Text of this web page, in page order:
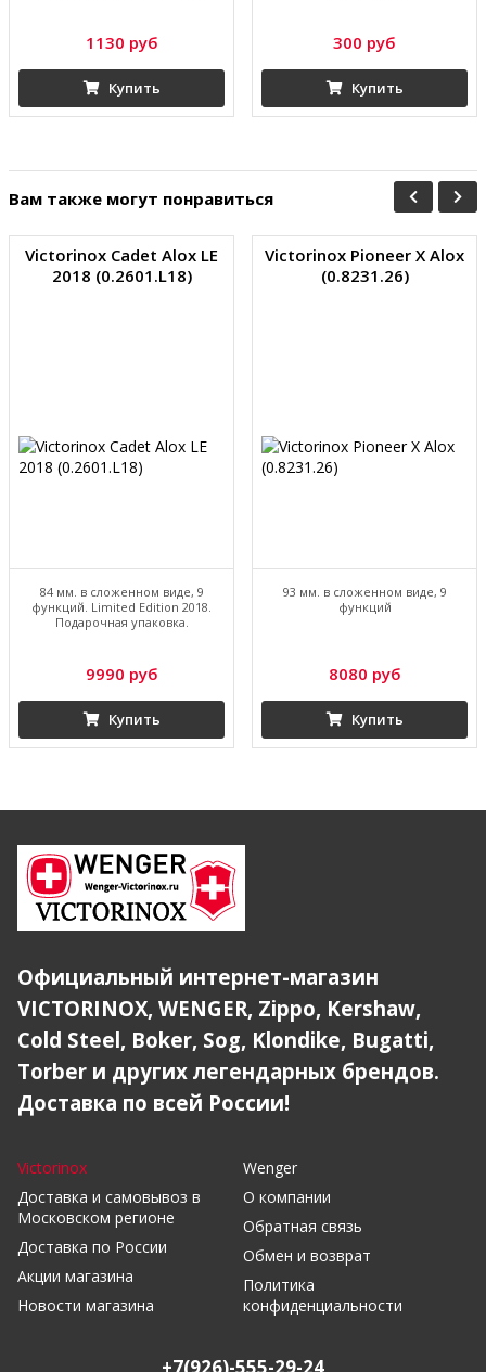
1130 руб
Купить
300 руб
Купить
Вам также могут понравиться
Victorinox Cadet Alox LE
2018 (0.2601.L18)
84 мм. в сложенном виде, 9
функций. Limited Edition 2018.
Подарочная упаковка.
9990 руб
Купить
Victorinox Pioneer X Alox
(0.8231.26)
93 мм. в сложенном виде, 9
функций
8080 руб
Купить
Официальный интернет-магазин
VICTORINOX, WENGER, Zippo, Kershaw,
Cold Steel, Boker, Sog, Klondike, Bugatti,
Torber и других легендарных брендов.
Доставка по всей России!
Victorinox
Доставка и самовывоз в
Московском регионе
Доставка по России
Акции магазина
Новости магазина
Wenger
О компании
Обратная связь
Обмен и возврат
Политика
конфиденциальности
+7(926)-555-29-24